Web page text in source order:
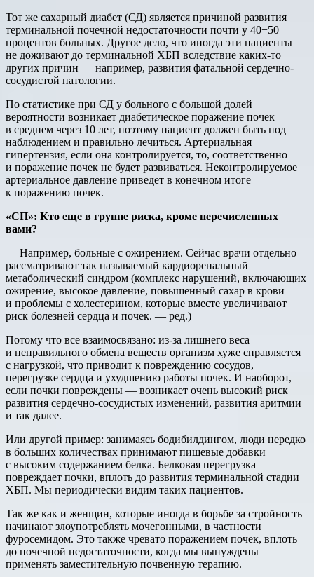
Тот же сахарный диабет (СД) является причиной развития
терминальной почечной недостаточности почти у 40−50
процентов больных. Другое дело, что иногда эти пациенты
не доживают до терминальной ХБП вследствие каких-то
других причин — например, развития фатальной сердечно-
сосудистой патологии.
По статистике при СД у больного с большой долей
вероятности возникает диабетическое поражение почек
в среднем через 10 лет, поэтому пациент должен быть под
наблюдением и правильно лечиться. Артериальная
гипертензия, если она контролируется, то, соответственно
и поражение почек не будет развиваться. Неконтролируемое
артериальное давление приведет в конечном итоге
к поражению почек.
«СП»: Кто еще в группе риска, кроме перечисленных
вами?
— Например, больные с ожирением. Сейчас врачи отдельно
рассматривают так называемый кардиоренальный
метаболический синдром (комплекс нарушений, включающих
ожирение, высокое давление, повышенный сахар в крови
и проблемы с холестерином, которые вместе увеличивают
риск болезней сердца и почек. — ред.)
Потому что все взаимосвязано: из-за лишнего веса
и неправильного обмена веществ организм хуже справляется
с нагрузкой, что приводит к повреждению сосудов,
перегрузке сердца и ухудшению работы почек. И наоборот,
если почки повреждены — возникает очень высокий риск
развития сердечно-сосудистых изменений, развития аритмии
и так далее.
Или другой пример: занимаясь бодибилдингом, люди нередко
в больших количествах принимают пищевые добавки
с высоким содержанием белка. Белковая перегрузка
повреждает почки, вплоть до развития терминальной стадии
ХБП. Мы периодически видим таких пациентов.
Так же как и женщин, которые иногда в борьбе за стройность
начинают злоупотреблять мочегонными, в частности
фуросемидом. Это также чревато поражением почек, вплоть
до почечной недостаточности, когда мы вынуждены
применять заместительную почвенную терапию.